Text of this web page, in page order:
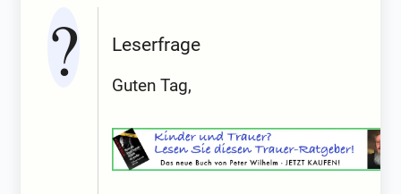
Leserfrage
Guten Tag,